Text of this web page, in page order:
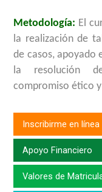
Metodología: El
la realización de
de casos, apoyado
la resolución
compromiso ético
Inscribirme en línea
Apoyo Financiero
Valores de